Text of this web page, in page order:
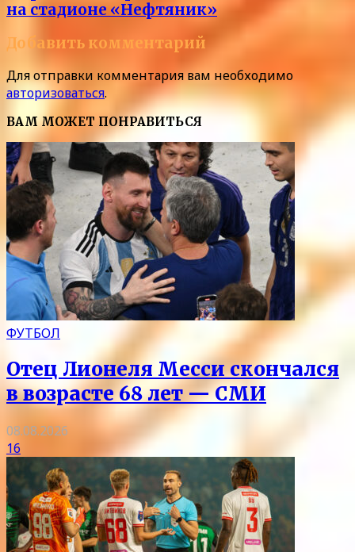
на стадионе «Нефтяник»
Добавить комментарий
Для отправки комментария вам необходимо
авторизоваться.
ВАМ МОЖЕТ ПОНРАВИТЬСЯ
ФУТБОЛ
Отец Лионеля Месси скончался
в возрасте 68 лет — СМИ
08.08.2026
16